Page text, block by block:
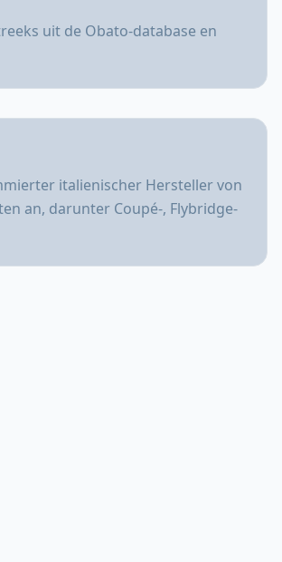
uit de Obato-database en
italienischer Hersteller von
an, darunter Coupé-, Flybridge-